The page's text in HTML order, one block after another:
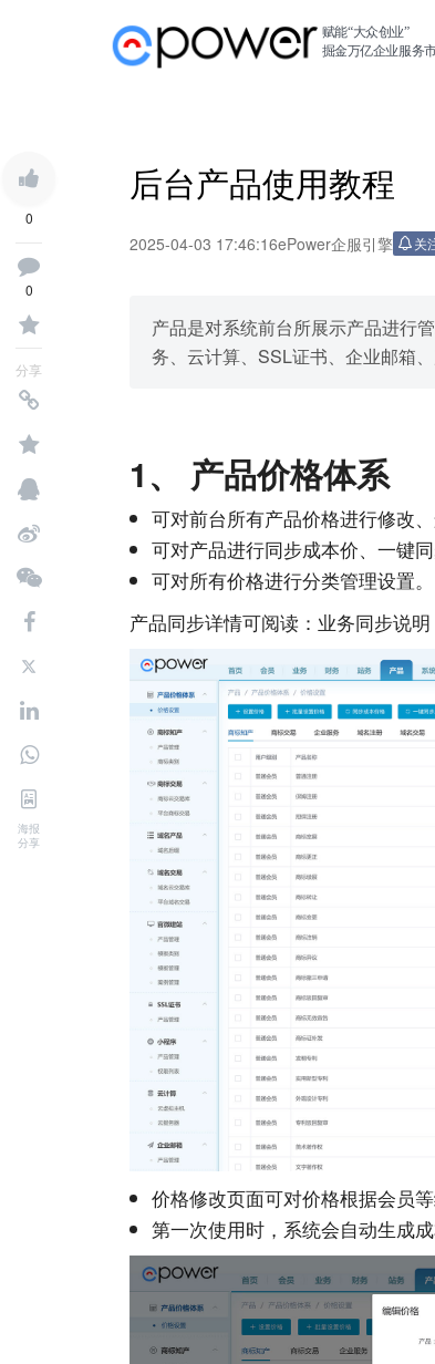
赋能“大众创业”
掘金万亿企业服务
0
0
分享
海报
分享
后台产品使用教程
2025-04-03 17:46:16ePower企服引擎 关
产品是对系统前台所展示产品进行
务、云计算、SSL证书、企业邮箱、
1、 产品价格体系
可对前台所有产品价格进行修改、
可对产品进行同步成本价、一键同
可对所有价格进行分类管理设置。
产品同步详情可阅读： 业务同步说明
价格修改页面可对价格根据会员
第一次使用时，系统会自动生成